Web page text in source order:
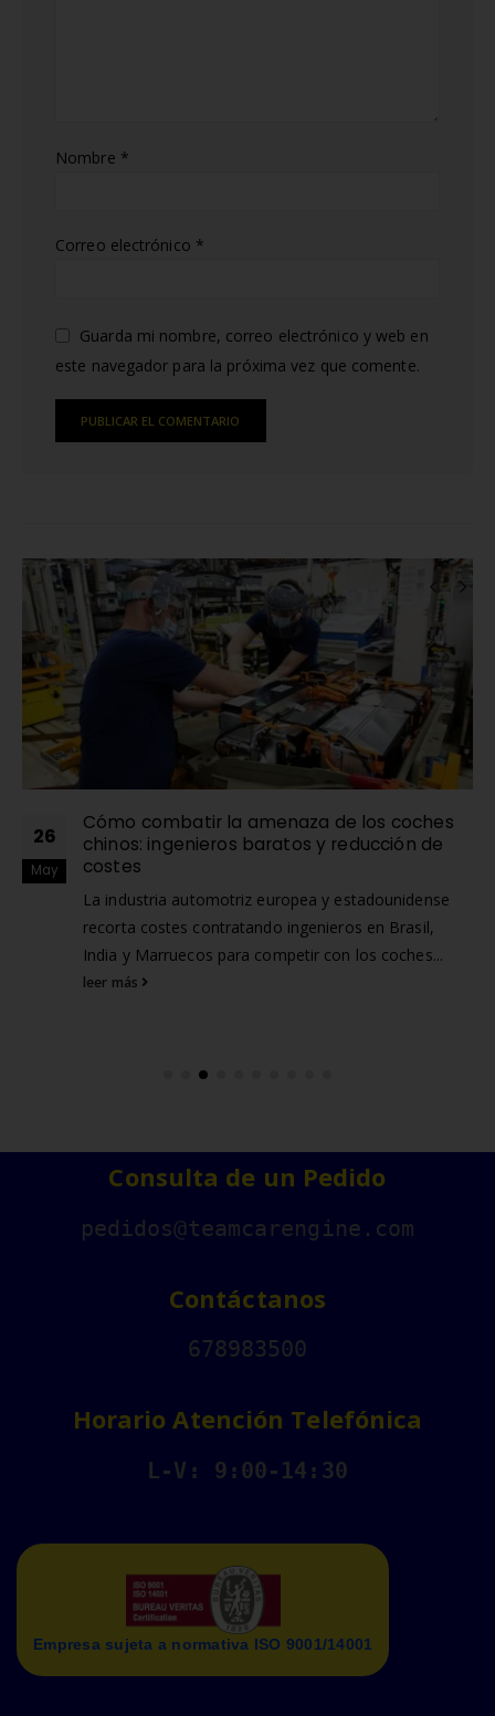
Nombre *
Correo electrónico *
Guarda mi nombre, correo electrónico y web en
este navegador para la próxima vez que comente.
RELATED POSTS
24
Feb
Los mejores coches eléctricos por menos de
35.000 euros en 2025, según la OCU
Descubre los mejores coches eléctricos en 2025 por
menos de 35.000 euros, según la OCU. Conoce sus
características, autonomía y...
leer más
Consulta de un Pedido
Empresa sujeta a normativa ISO 9001/14001